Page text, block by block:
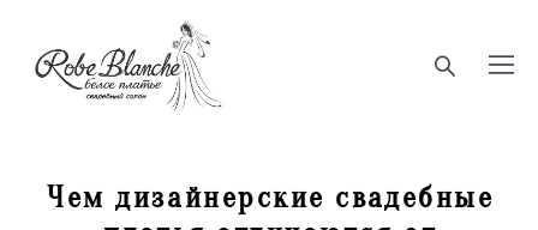
Чем дизайнерские свадебные